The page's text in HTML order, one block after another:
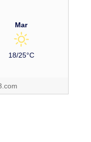
Mar
18/25°C